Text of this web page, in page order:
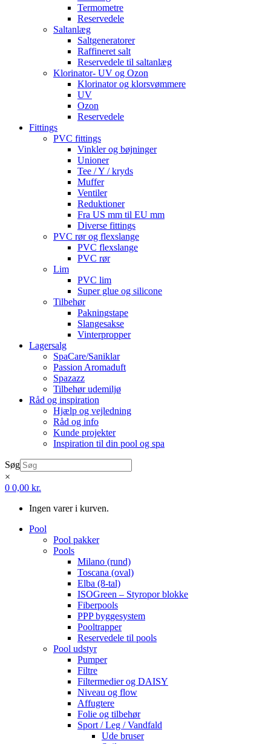
Termometre
Reservedele
Saltanlæg
Saltgeneratorer
Raffineret salt
Reservedele til saltanlæg
Klorinator- UV og Ozon
Klorinator og klorsvømmere
UV
Ozon
Reservedele
Fittings
PVC fittings
Vinkler og bøjninger
Unioner
Tee / Y / kryds
Muffer
Ventiler
Reduktioner
Fra US mm til EU mm
Diverse fittings
PVC rør og flexslange
PVC flexslange
PVC rør
Lim
PVC lim
Super glue og silicone
Tilbehør
Pakningstape
Slangesakse
Vinterpropper
Lagersalg
SpaCare/Saniklar
Passion Aromaduft
Spazazz
Tilbehør udemiljø
Råd og inspiration
Hjælp og vejledning
Råd og info
Kunde projekter
Inspiration til din pool og spa
Søg
×
0 0,00 kr.
Ingen varer i kurven.
Pool
Pool pakker
Pools
Milano (rund)
Toscana (oval)
Elba (8-tal)
ISOGreen – Styropor blokke
Fiberpools
PPP byggesystem
Pooltrapper
Reservedele til pools
Pool udstyr
Pumper
Filtre
Filtermedier og DAISY
Niveau og flow
Affugtere
Folie og tilbehør
Sport / Leg / Vandfald
Ude bruser